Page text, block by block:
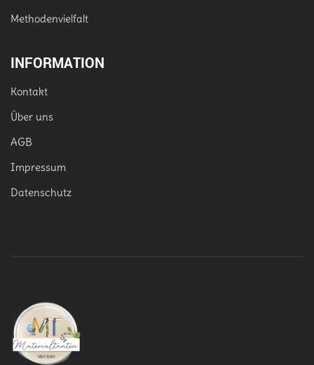
Methodenvielfalt
INFORMATION
Kontakt
Über uns
AGB
Impressum
Datenschutz